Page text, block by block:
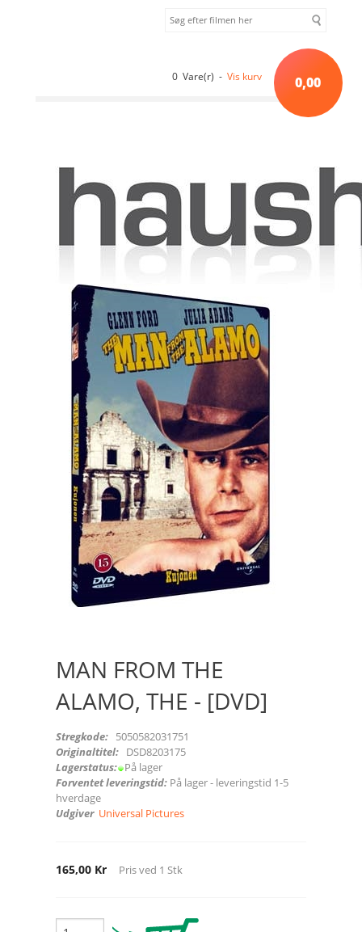
0 Vare(r) - Vis kurv 0,00
Sortiment uden kategori
MAN FROM THE ALAMO, THE -
MAN FROM THE
ALAMO, THE - [DVD]
Stregkode: 5050582031751
Originaltitel: DSD8203175
Lagerstatus: På lager
Forventet leveringstid: På lager - leveringstid 1-5
hverdage
Udgiver Universal Pictures
165,00 Kr Pris ved 1 Stk